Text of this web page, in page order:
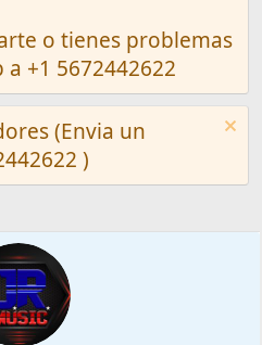
o tienes problemas
+1 5672442622
(Envia un
)